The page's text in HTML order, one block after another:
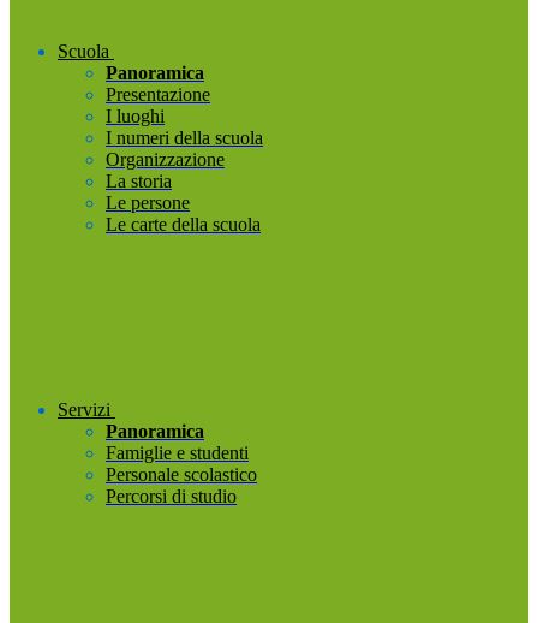
Scuola
Panoramica
Presentazione
I luoghi
I numeri della scuola
Organizzazione
La storia
Le persone
Le carte della scuola
Servizi
Panoramica
Famiglie e studenti
Personale scolastico
Percorsi di studio